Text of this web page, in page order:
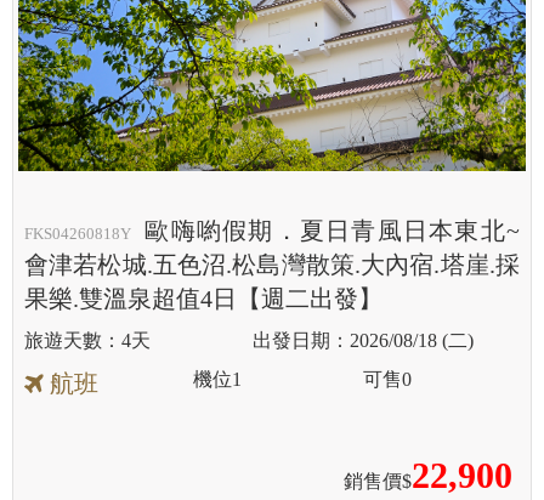
FKS04260818Y
歐嗨喲假期．夏日青風日本東北~
會津若松城.五色沼.松島灣散策.大內宿.塔崖.採
果樂.雙溫泉超值4日【週二出發】
4天 2026/08/18 (二)
航班
銷售價$22,900
機位1 可售0